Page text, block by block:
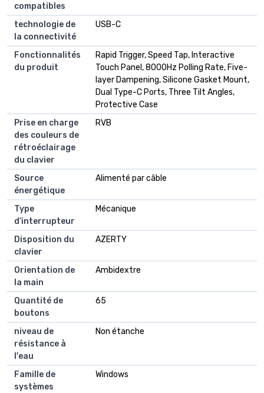
compatibles
technologie de
la connectivité
USB-C
Fonctionnalités
du produit
Rapid Trigger, Speed Tap, Interactive
Touch Panel, 8000Hz Polling Rate, Five-
layer Dampening, Silicone Gasket Mount,
Dual Type-C Ports, Three Tilt Angles,
Protective Case
Prise en charge
des couleurs de
rétroéclairage
du clavier
RVB
Source
énergétique
Alimenté par câble
Type
d’interrupteur
Mécanique
Disposition du
clavier
AZERTY
Orientation de
la main
Ambidextre
Quantité de
boutons
65
niveau de
résistance à
l'eau
Non étanche
Famille de
systèmes
Windows